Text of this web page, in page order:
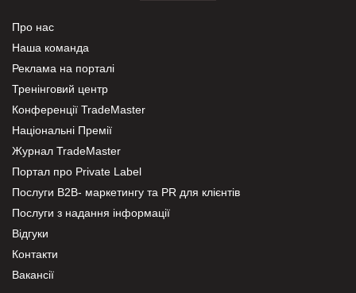
Про нас
Наша команда
Реклама на порталі
Тренінговий центр
Конференції TradeMaster
Національні Премії
Журнал TradeMaster
Портал про Private Label
Послуги В2В- маркетингу та PR для клієнтів
Послуги з надання інформації
Відгуки
Контакти
Вакансії